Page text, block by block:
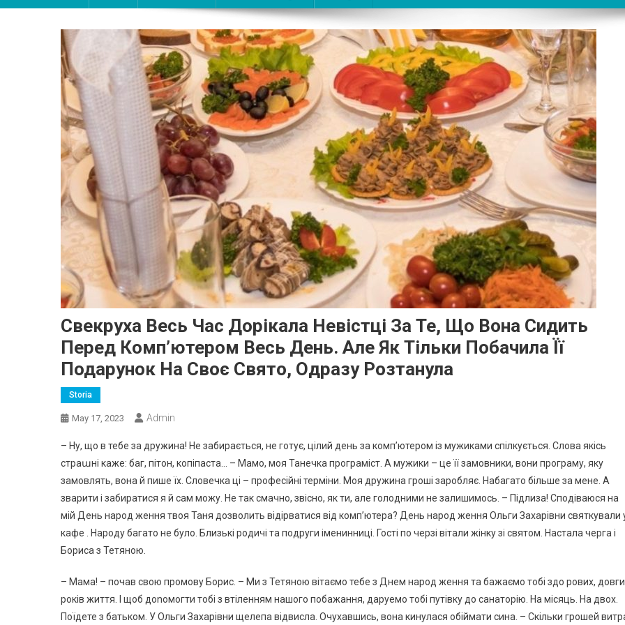
Свекруха Весь Час Дорікала Невістці За Те, Що Вона Сидить
Перед Комп’ютером Весь День. Але Як Тільки Побачила Її
Подарунок На Своє Свято, Одразу Розтанула
Storia
May 17, 2023 Admin
– Ну, що в тебе за дружина! Не забирається, не готує, цілий день за комп’ютером із мужиками спілкується. Слова якісь
страաні каже: баг, пітон, копіпаста… – Мамо, моя Танечка програміст. А мужики – це її замовники, вони програму, яку
замовлять, вона й пише їх. Словечка ці – професійні терміни. Моя дружина гроші заробляє. Набагато більше за мене. А
зварити і забиратися я й сам можу. Не так смачно, звісно, як ти, але голодними не залишимось. – Підлиза! Сподіваюся на
мій День народ ження твоя Таня дозволить відірватися від комп’ютера? День народ ження Ольги Захарівни святкували
кафе . Народу багато не було. Близькі родичі та подруги іменинниці. Гості по черзі вітали жінку зі святом. Настала черга і
Бориса з Тетяною.
– Мама! – почав свою промову Борис. – Ми з Тетяною вітаємо тебе з Днем народ ження та бажаємо тобі здо рових,
років життя. І щоб доnомогти тобі з втіленням нашого побажання, даруемо тобі путівку до санаторію. На місяць. На двох.
Поїдете з батьком. У Ольги Захарівни щелепа відвисла. Очухавшись, вона кинулася обіймати сина. – Скільки грошей